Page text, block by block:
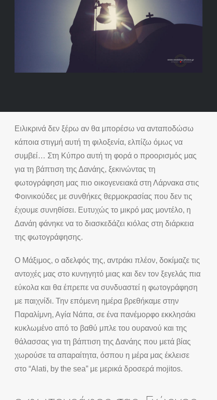
Ειλικρινά δεν ξέρω αν θα μπορέσω να ανταποδώσω
κάποια στιγμή αυτή τη φιλοξενία, ελπίζω όμως να
συμβεί… Στη Κύπρο αυτή τη φορά ο προορισμός μας
για τη βάπτιση της Δανάης, ξεκινώντας τη
φωτογράφηση μας πιο οικογενειακά στη Λάρνακα στις
Φοινικούδες με συνθήκες θερμοκρασίας που δεν τις
έχουμε συνηθίσει. Ευτυχώς το μικρό μας μοντέλο, η
Δανάη φάνηκε να το διασκεδάζει κιόλας στη διάρκεια
της φωτογράφησης.
Ο Μάξιμος, ο αδελφός της, αντράκι πλέον, δοκίμαζε τις
αντοχές μας στο κυνηγητό μιας και δεν τον ξεγελάς πια
εύκολα και θα έπρεπε να συνδυαστεί η φωτογράφηση
με παιχνίδι. Την επόμενη ημέρα βρεθήκαμε στην
Παραλίμνη, Αγία Νάπα, σε ένα πανέμορφο εκκλησάκι
κυκλωμένο από το βαθύ μπλε του ουρανού και της
θάλασσας για τη βάπτιση της Δανάης που μετά βίας
χωρούσε τα απαραίτητα, όσπου η μέρα μας έκλεισε
στο “Alati, by the sea” με μερικά δροσερά mojitos.